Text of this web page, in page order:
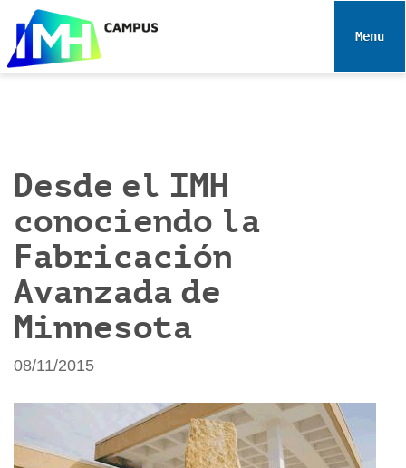
e
Toggle
Desde el IMH
conociendo la
Fabricación
Avanzada de
Minnesota
08/11/2015